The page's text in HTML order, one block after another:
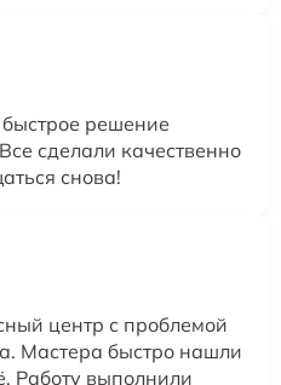
решение
сделали качественно
снова!
центр с проблемой
Мастера быстро нашли
Работу выполнили